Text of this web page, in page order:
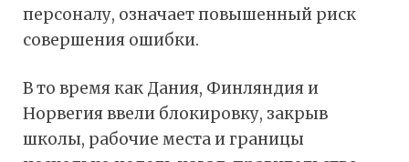
персоналу, означает повышенный риск
совершения ошибки.
В то время как Дания, Финляндия и
Норвегия ввели блокировку, закрыв
школы, рабочие места и границы